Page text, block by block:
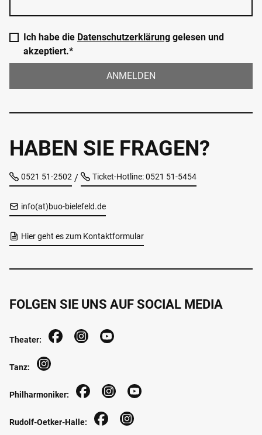
Ich habe die Datenschutzerklärung gelesen und
akzeptiert.*
ANMELDEN
HABEN SIE FRAGEN?
0521 51-2502 / Ticket-Hotline: 0521 51-5454
info(at)buo-bielefeld.de
Hier geht es zum Kontaktformular
FOLGEN SIE UNS AUF SOCIAL MEDIA
Theater:
Tanz:
Philharmoniker:
Rudolf-Oetker-Halle: